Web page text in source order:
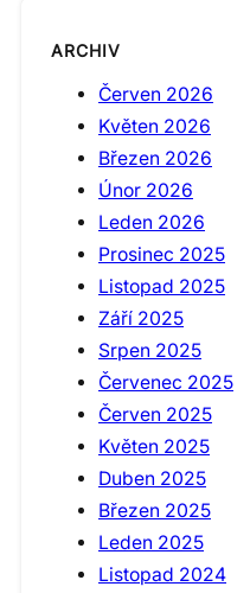
ARCHIV
Červen 2026
Květen 2026
Březen 2026
Únor 2026
Leden 2026
Prosinec 2025
Listopad 2025
Září 2025
Srpen 2025
Červenec 2025
Červen 2025
Květen 2025
Duben 2025
Březen 2025
Leden 2025
Listopad 2024